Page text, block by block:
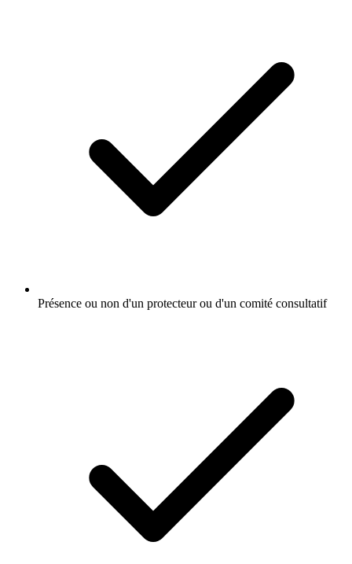
Présence ou non d'un protecteur ou d'un comité consultatif